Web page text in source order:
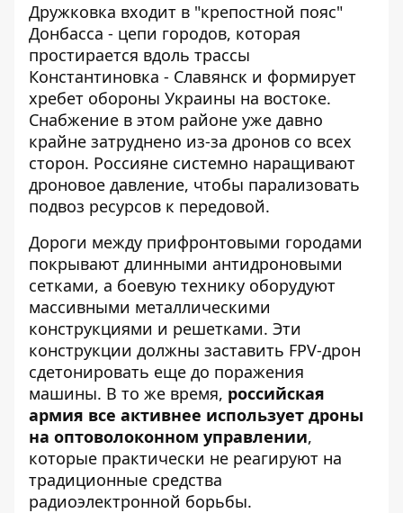
Дружковка входит в "крепостной пояс"
Донбасса - цепи городов, которая
простирается вдоль трассы
Константиновка - Славянск и формирует
хребет обороны Украины на востоке.
Снабжение в этом районе уже давно
крайне затруднено из-за дронов со всех
сторон. Россияне системно наращивают
дроновое давление, чтобы парализовать
подвоз ресурсов к передовой.
Дороги между прифронтовыми городами
покрывают длинными антидроновыми
сетками, а боевую технику оборудуют
массивными металлическими
конструкциями и решетками. Эти
конструкции должны заставить FPV-дрон
сдетонировать еще до поражения
машины. В то же время, российская
армия все активнее использует дроны
на оптоволоконном управлении,
которые практически не реагируют на
традиционные средства
радиоэлектронной борьбы.